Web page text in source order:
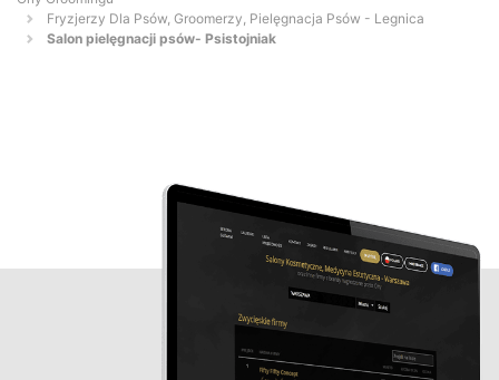
Fryzjerzy Dla Psów, Groomerzy, Pielęgnacja Psów - Legnica
Salon pielęgnacji psów- Psistojniak